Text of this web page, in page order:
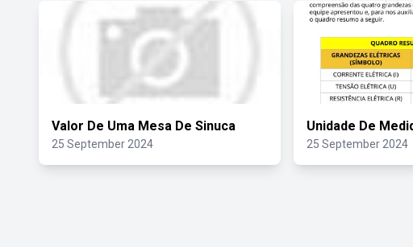
Valor De Uma Mesa De Sinuca
25 September 2024
Unidade De
25 September 2024